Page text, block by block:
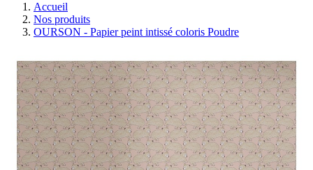
Accueil
Nos produits
OURSON - Papier peint intissé coloris Poudre